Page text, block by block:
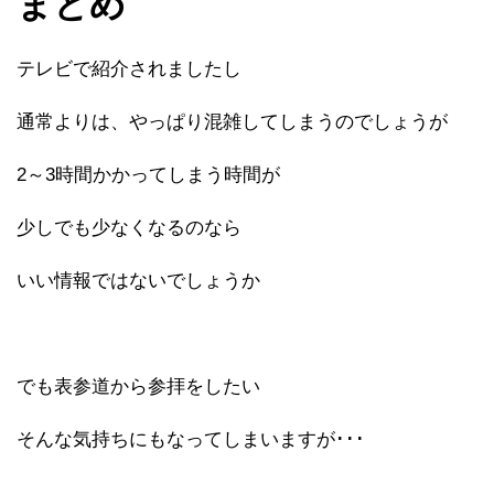
テレビで紹介されましたし
通常よりは、やっぱり混雑してしまうのでしょうが
2～3時間かかってしまう時間が
少しでも少なくなるのなら
いい情報ではないでしょうか
でも表参道から参拝をしたい
そんな気持ちにもなってしまいますが･･･